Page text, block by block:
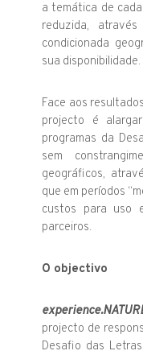
a temática de
reduzida,
condicionada
sua disponibilidade.
Face aos
projecto é
programas da
sem
geográficos,
que em períodos
custos para uso
parceiros.
O objectivo
projecto de
Desafio das